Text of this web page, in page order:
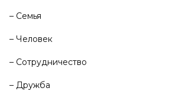
– Семья
– Человек
– Сотрудничество
– Дружба